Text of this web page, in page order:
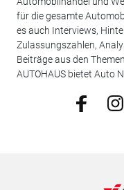
für die gesamte
es auch Interviews,
Zulassungszahlen,
Beiträge aus den
AUTOHAUS bietet Auto